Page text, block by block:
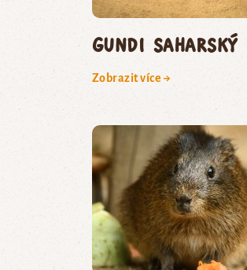
gundi saharský
Zobrazit více →